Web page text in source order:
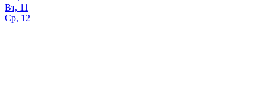
Вт, 11
Ср, 12